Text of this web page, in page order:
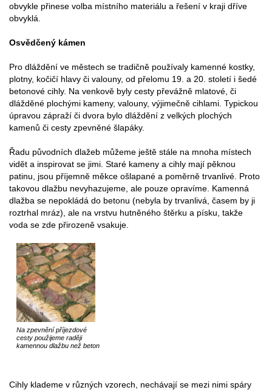
obvykle přinese volba místního materiálu a řešení v kraji dříve
obvyklá.
Osvědčený kámen
Pro dláždění ve městech se tradičně používaly kamenné kostky,
plotny, kočičí hlavy či valouny, od přelomu 19. a 20. století i šedé
betonové cihly. Na venkově byly cesty převážně mlatové, či
dlážděné plochými kameny, valouny, výjimečně cihlami. Typickou
úpravou zápraží či dvora bylo dláždění z velkých plochých
kamenů či cesty zpevněné šlapáky.
Řadu původních dlažeb můžeme ještě stále na mnoha místech
vidět a inspirovat se jimi. Staré kameny a cihly mají pěknou
patinu, jsou příjemně měkce ošlapané a poměrně trvanlivé. Proto
takovou dlažbu nevyhazujeme, ale pouze opravíme. Kamenná
dlažba se nepokládá do betonu (nebyla by trvanlivá, časem by ji
roztrhal mráz), ale na vrstvu hutněného štěrku a písku, takže
voda se zde přirozeně vsakuje.
Na zpevnění příjezdové
cesty použijeme raději
kamennou dlažbu než beton
Cihly klademe v různých vzorech, nechávají se mezi nimi spáry